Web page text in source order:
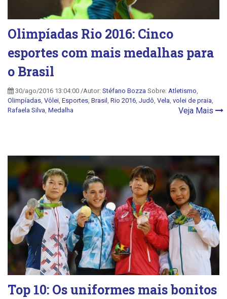
Olimpíadas Rio 2016: Cinco
esportes com mais medalhas para
o Brasil
30/ago/2016 13:04:00 /Autor: Stéfano Bozza Sobre: Atletismo
Olimpíadas Vôlei Esportes Brasil Rio 2016 Judô Vela volei de praia
Rafaela Silva Medalha Veja Mais
Top 10: Os uniformes mais bonitos